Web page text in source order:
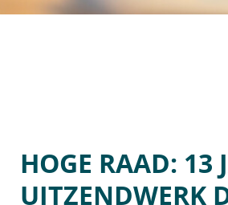
HOGE RAAD: 13
UITZENDWERK